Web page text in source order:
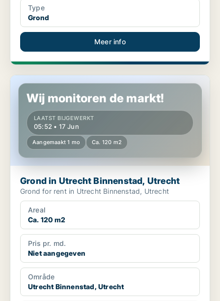
Type
Grond
Meer info
Grond in Utrecht Binnenstad, Utrecht
Wij monitoren de markt!
LAATST BIJGEWERKT
05:52 • 17 Jun
Aangemaakt 1 mo Ca. 120 m2
Grond in Utrecht Binnenstad, Utrecht
Grond for rent in Utrecht Binnenstad, Utrecht
Areal
Ca. 120 m2
Pris pr. md.
Niet aangegeven
Område
Utrecht Binnenstad, Utrecht